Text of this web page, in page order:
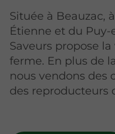
Située à Beauzac,
Étienne et du Puy-
Saveurs propose
ferme. En plus de
nous vendons des
des reproducteurs